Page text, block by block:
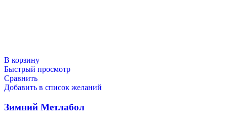
В корзину
Быстрый просмотр
Сравнить
Добавить в список желаний
Зимний Метлабол